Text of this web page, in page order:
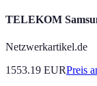
TELEKOM
Netzwerkartikel.de
1553.19 EURPreis